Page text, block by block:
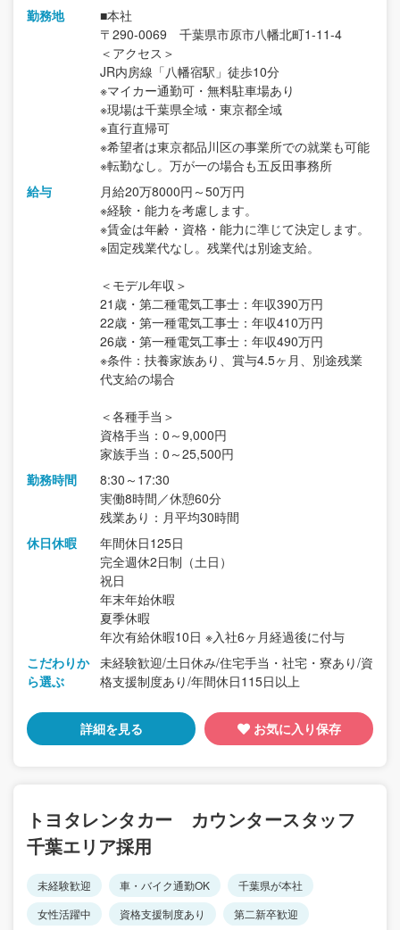
勤務地
■本社
〒290-0069 千葉県市原市八幡北町1-11-4
＜アクセス＞
JR内房線「八幡宿駅」徒歩10分
※マイカー通勤可・無料駐車場あり
※現場は千葉県全域・東京都全域
※直行直帰可
※希望者は東京都品川区の事業所での就業も可能
※転勤なし。万が一の場合も五反田事務所
給与
月給20万8000円～50万円
※経験・能力を考慮します。
※賃金は年齢・資格・能力に準じて決定します。
※固定残業代なし。残業代は別途支給。
＜モデル年収＞
21歳・第二種電気工事士：年収390万円
22歳・第一種電気工事士：年収410万円
26歳・第一種電気工事士：年収490万円
※条件：扶養家族あり、賞与4.5ヶ月、別途残業
代支給の場合
＜各種手当＞
資格手当：0～9,000円
家族手当：0～25,500円
勤務時間
8:30～17:30
実働8時間／休憩60分
残業あり：月平均30時間
休日休暇
年間休日125日
完全週休2日制（土日）
祝日
年末年始休暇
夏季休暇
年次有給休暇10日 ※入社6ヶ月経過後に付与
こだわりか
ら選ぶ
未経験歓迎/土日休み/住宅手当・社宅・寮あり/資
格支援制度あり/年間休日115日以上
詳細を見る お気に入り保存
トヨタレンタカー カウンタースタッフ
千葉エリア採用
未経験歓迎 車・バイク通勤OK
千葉県が本社
女性活躍中
資格支援制度あり
第二新卒歓迎